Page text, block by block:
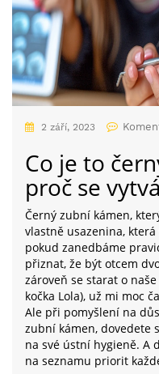
2 září, 2023
Co je to
proč se
Černý zubní kámen,
vlastně usazenina,
pokud zanedbáme
přiznat, že být otcem
zároveň se starat o
kočka Lola), už mi moc
Ale při pomyšlení na
zubní kámen, dovedete
na své ústní hygieně. A
na seznamu priorit